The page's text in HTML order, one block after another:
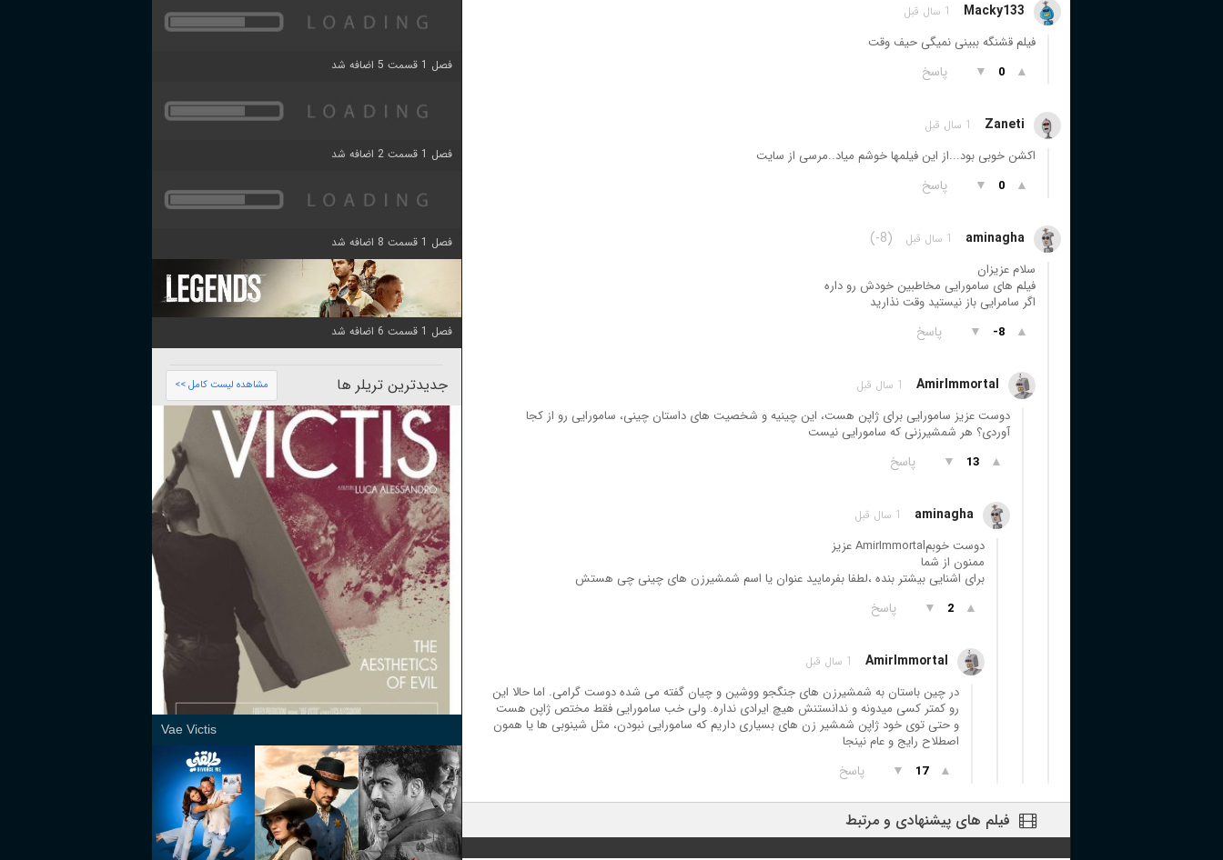
Macky133 1 سال قبل
فیلم قشنگه ببینی نمیگی حیف وقت
▲
0
▼ پاسخ
Zaneti 1 سال قبل
اکشن خوبی بود...از این فیلمها خوشم میاد..مرسی از سایت
▲
0
▼ پاسخ
aminagha 1 سال قبل (-8)
سلام عزیزان
فیلم های سامورایی مخاطبین خودش رو داره
اگر سامرایی باز نیستید وقت نذارید
▲
-8
▼ پاسخ
AmirImmortal 1 سال قبل
دوست عزیز سامورایی برای ژاپن هست، این چینیه و شخصیت های داستان چینی، سامورایی رو از کجا
آوردی؟ هر شمشیرزنی که سامورایی نیست
▲
13
▼ پاسخ
aminagha 1 سال قبل
دوست خوبمAmirImmortal عزیز
ممنون از شما
برای اشنایی بیشتر بنده ،لطفا بفرمایید عنوان یا اسم شمشیرزن های چینی چی هستش
▲
2
▼ پاسخ
AmirImmortal 1 سال قبل
در چین باستان به شمشیرزن های جنگجو ووشین و چیان گفته می شده دوست گرامی. اما حالا این
رو کمتر کسی میدونه و ندانستنش هیچ ایرادی نداره. ولی خب سامورایی فقط مختص ژاپن هست
و حتی توی خود ژاپن شمشیر زن های بسیاری داریم که سامورایی نبودن، مثل شینوبی ها یا همون
اصطلاح رایج و عام نینجا
▲
17
▼ پاسخ
فیلم های پیشنهادی و مرتبط
فصل 1 قسمت 5 اضافه شد
فصل 1 قسمت 2 اضافه شد
فصل 1 قسمت 8 اضافه شد
فصل 1 قسمت 6 اضافه شد
جدیدترین تریلر ها مشاهده لیست کامل >>
Vae Victis